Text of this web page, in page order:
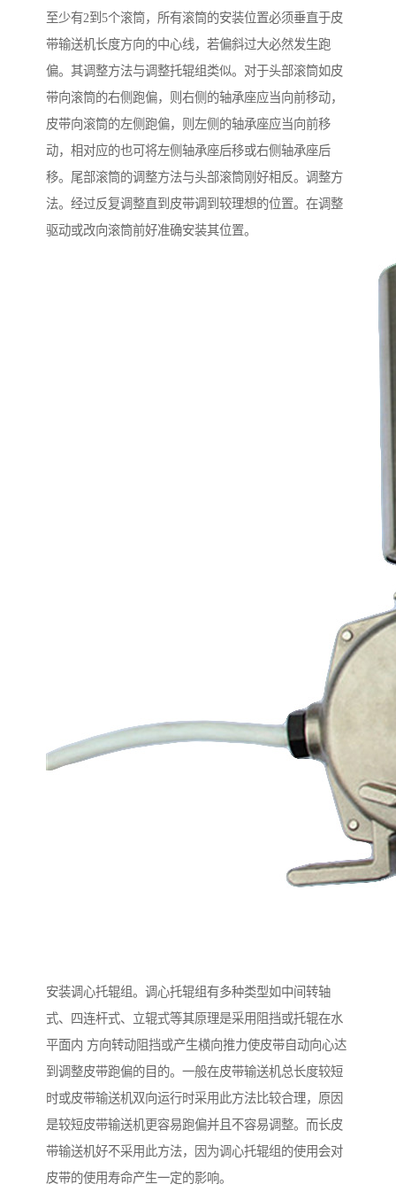
至少有2到5个滚筒，所有滚筒的安装位置必须垂直于皮
带输送机长度方向的中心线，若偏斜过大必然发生跑
偏。其调整方法与调整托辊组类似。对于头部滚筒如皮
带向滚筒的右侧跑偏，则右侧的轴承座应当向前移动，
皮带向滚筒的左侧跑偏，则左侧的轴承座应当向前移
动，相对应的也可将左侧轴承座后移或右侧轴承座后
移。尾部滚筒的调整方法与头部滚筒刚好相反。调整方
法。经过反复调整直到皮带调到较理想的位置。在调整
驱动或改向滚筒前好准确安装其位置。
安装调心托辊组。调心托辊组有多种类型如中间转轴
式、四连杆式、立辊式等其原理是采用阻挡或托辊在水
平面内 方向转动阻挡或产生横向推力使皮带自动向心达
到调整皮带跑偏的目的。一般在皮带输送机总长度较短
时或皮带输送机双向运行时采用此方法比较合理，原因
是较短皮带输送机更容易跑偏并且不容易调整。而长皮
带输送机好不采用此方法，因为调心托辊组的使用会对
皮带的使用寿命产生一定的影响。